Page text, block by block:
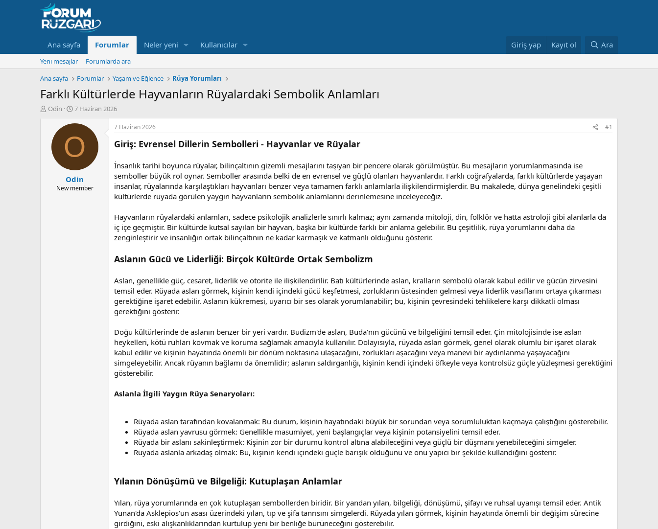
Ana sayfa Forumlar Neler yeni Kullanıcılar Giriş yap Kayıt ol Ara
Yeni mesajlar
Forumlarda ara
Ana sayfa
Forumlar Yaşam ve Eğlence Rüya Yorumları
Farklı Kültürlerde Hayvanların Rüyalardaki Sembolik Anlamları
K
Odin
B
ş
l
n
ı
ç
t
7 Haziran 2026
O
Odin
New member
7 Haziran 2026 #1
Giriş: Evrensel Dillerin Sembolleri - Hayvanlar ve Rüyalar
İnsanlık tarihi boyunca rüyalar, bilinçaltının gizemli mesajlarını taşıyan bir pencere olarak görülmüştür. Bu mesajların yorumlanmasında ise
semboller büyük rol oynar. Semboller arasında belki de en evrensel ve güçlü olanları hayvanlardır. Farklı coğrafyalarda, farklı kültürlerde yaşayan
insanlar, rüyalarında karşılaştıkları hayvanları benzer veya tamamen farklı anlamlarla ilişkilendirmişlerdir. Bu makalede, dünya genelindeki çeşitli
kültürlerde rüyada görülen yaygın hayvanların sembolik anlamlarını derinlemesine inceleyeceğiz.
Hayvanların rüyalardaki anlamları, sadece psikolojik analizlerle sınırlı kalmaz; aynı zamanda mitoloji, din, folklör ve hatta astroloji gibi alanlarla da
iç içe geçmiştir. Bir kültürde kutsal sayılan bir hayvan, başka bir kültürde farklı bir anlama gelebilir. Bu çeşitlilik, rüya yorumlarını daha da
zenginleştirir ve insanlığın ortak bilinçaltının ne kadar karmaşık ve katmanlı olduğunu gösterir.
Aslanın Gücü ve Liderliği: Birçok Kültürde Ortak Sembolizm
Aslan, genellikle güç, cesaret, liderlik ve otorite ile ilişkilendirilir. Batı kültürlerinde aslan, kralların sembolü olarak kabul edilir ve gücün zirvesini
temsil eder. Rüyada aslan görmek, kişinin kendi içindeki gücü keşfetmesi, zorlukların üstesinden gelmesi veya liderlik vasıflarını ortaya çıkarması
gerektiğine işaret edebilir. Aslanın kükremesi, uyarıcı bir ses olarak yorumlanabilir; bu, kişinin çevresindeki tehlikelere karşı dikkatli olması
gerektiğini gösterir.
Doğu kültürlerinde de aslanın benzer bir yeri vardır. Budizm'de aslan, Buda'nın gücünü ve bilgeliğini temsil eder. Çin mitolojisinde ise aslan
heykelleri, kötü ruhları kovmak ve koruma sağlamak amacıyla kullanılır. Dolayısıyla, rüyada aslan görmek, genel olarak olumlu bir işaret olarak
kabul edilir ve kişinin hayatında önemli bir dönüm noktasına ulaşacağını, zorlukları aşacağını veya manevi bir aydınlanma yaşayacağını
simgeleyebilir. Ancak rüyanın bağlamı da önemlidir; aslanın saldırganlığı, kişinin kendi içindeki öfkeyle veya kontrolsüz güçle yüzleşmesi gerektiğini
gösterebilir.
Aslanla İlgili Yaygın Rüya Senaryoları:
Rüyada aslan tarafından kovalanmak: Bu durum, kişinin hayatındaki büyük bir sorundan veya sorumluluktan kaçmaya çalıştığını gösterebilir.
Rüyada aslan yavrusu görmek: Genellikle masumiyet, yeni başlangıçlar veya kişinin potansiyelini temsil eder.
Rüyada bir aslanı sakinleştirmek: Kişinin zor bir durumu kontrol altına alabileceğini veya güçlü bir düşmanı yenebileceğini simgeler.
Rüyada aslanla arkadaş olmak: Bu, kişinin kendi içindeki güçle barışık olduğunu ve onu yapıcı bir şekilde kullandığını gösterir.
Yılanın Dönüşümü ve Bilgeliği: Kutuplaşan Anlamlar
Yılan, rüya yorumlarında en çok kutuplaşan sembollerden biridir. Bir yandan yılan, bilgeliği, dönüşümü, şifayı ve ruhsal uyanışı temsil eder. Antik
Yunan'da Asklepios'un asası üzerindeki yılan, tıp ve şifa tanrısını simgelerdi. Rüyada yılan görmek, kişinin hayatında önemli bir değişim sürecine
girdiğini, eski alışkanlıklarından kurtulup yeni bir benliğe bürüneceğini gösterebilir.